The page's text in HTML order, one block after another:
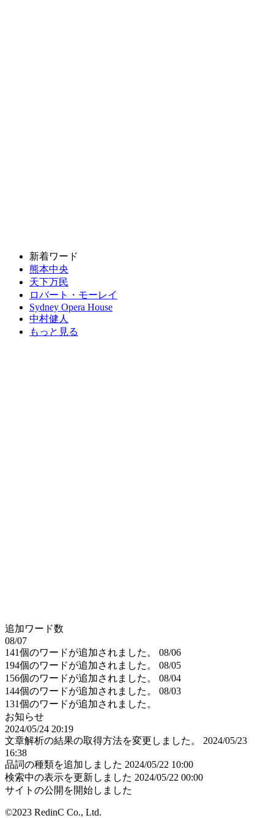
新着ワード
熊本中央
天下万民
ロバート・モーレイ
Sydney Opera House
中村健人
もっと見る
追加ワード数
08/07
141個のワードが追加されました。
08/06
194個のワードが追加されました。
08/05
156個のワードが追加されました。
08/04
144個のワードが追加されました。
08/03
131個のワードが追加されました。
お知らせ
2024/05/24 20:19
文章解析の結果の取得方法を変更しました。
2024/05/23
16:38
品詞の種類を追加しました 2024/05/22 10:00
検索中の表示を更新しました 2024/05/22 00:00
サイトの公開を開始しました
©2023 RedinC Co., Ltd.